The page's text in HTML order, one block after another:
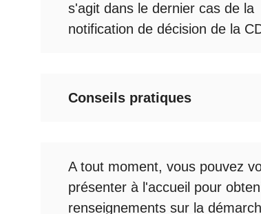
s'agit dans le dernier cas de la
notification de décision de la
Conseils pratiques
A tout moment, vous pouvez
présenter à l'accueil pour
renseignements sur la